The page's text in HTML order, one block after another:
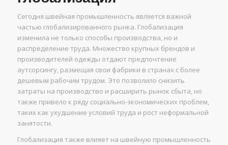
Сегодня швейная промышленность является важной
частью глобализированного рынка. Глобализация
изменила не только способы производства, но и
распределение труда. Множество крупных брендов и
производителей одежды отдают предпочтение
аутсорсингу, размещая свои фабрики в странах с более
дешевым рабочим трудом. Это позволило снизить
затраты на производство и расширить рынок сбыта, но
также привело к ряду социально-экономических проблем,
таких как ухудшение условий труда и рост неформальной
занятости.
Глобализация также влияет на швейную промышленность